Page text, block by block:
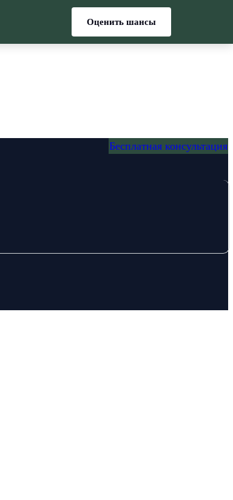
Бесплатная консультация
Оценить шансы